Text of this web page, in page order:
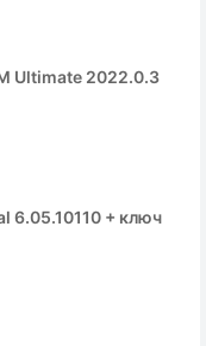
Ultimate 2022.0.3
6.05.10110 + ключ